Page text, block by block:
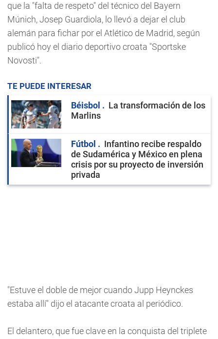
que la "falta de respeto" del técnico del Bayern
Múnich, Josep Guardiola, lo llevó a dejar el club
alemán para fichar por el Atlético de Madrid, según
publicó hoy el diario deportivo croata "Sportske
Novosti".
TE PUEDE INTERESAR
Béisbol
La transformación de los
Marlins
Fútbol
Infantino recibe respaldo
de Sudamérica y México en plena
crisis por su proyecto de inversión
privada
"Estuve el doble de mejor cuando Jupp Heynckes
estaba allí" dijo el atacante croata al periódico.
El delantero, que fue clave en la conquista del triplete